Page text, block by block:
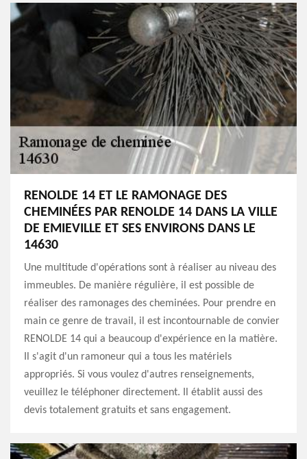
RENOLDE 14 ET LE RAMONAGE DES
CHEMINÉES PAR RENOLDE 14 DANS LA VILLE
DE EMIEVILLE ET SES ENVIRONS DANS LE
14630
Une multitude d'opérations sont à réaliser au niveau des
immeubles. De manière régulière, il est possible de
réaliser des ramonages des cheminées. Pour prendre en
main ce genre de travail, il est incontournable de convier
RENOLDE 14 qui a beaucoup d'expérience en la matière.
Il s'agit d'un ramoneur qui a tous les matériels
appropriés. Si vous voulez d'autres renseignements,
veuillez le téléphoner directement. Il établit aussi des
devis totalement gratuits et sans engagement.